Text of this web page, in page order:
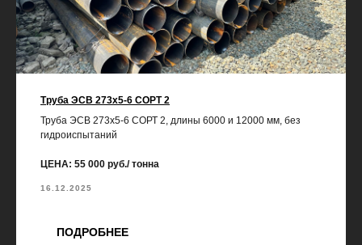
Труба ЭСВ 273х5-6 СОРТ 2
Труба ЭСВ 273х5-6 СОРТ 2, длины 6000 и 12000 мм, без
гидроиспытаний
ЦЕНА: 55 000 руб./ тонна
16.12.2025
ПОДРОБНЕЕ